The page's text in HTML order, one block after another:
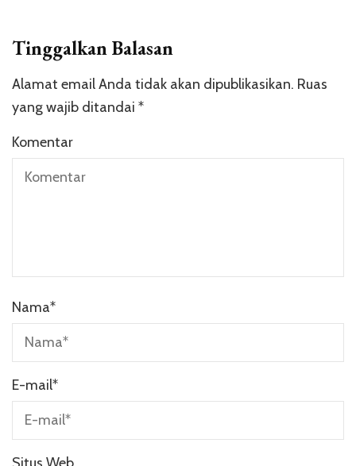
Tinggalkan Balasan
Alamat email Anda tidak akan dipublikasikan. Ruas
yang wajib ditandai *
Komentar
Nama*
E-mail*